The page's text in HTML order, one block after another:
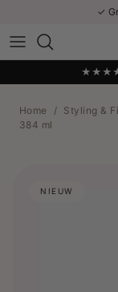
✓
★★★★★
Home / Styling &
384 ml
NIEUW